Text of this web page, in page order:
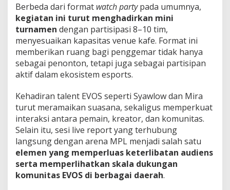
s
i
o
m
u
n
i
t
s
h
i
n
g
g
a
H
a
d
Berbeda dari format watch partypada umumnya,
kegiatan ini turut menghadirkan mini
turnamen dengan partisipasi 8–10 tim,
menyesuaikan kapasitas venue kafe. Format ini
memberikan ruang bagi penggemar tidak hanya
sebagai penonton, tetapi juga sebagai partisipan
aktif dalam ekosistem esports.
Kehadiran talent EVOS seperti Syawlow dan Mira
turut meramaikan suasana, sekaligus memperkuat
interaksi antara pemain, kreator, dan komunitas.
Selain itu, sesi live report yang terhubung
langsung dengan arena MPL menjadi salah satu
elemen yang memperluas keterlibatan audiens
serta memperlihatkan skala dukungan
komunitas EVOS di berbagai daerah.